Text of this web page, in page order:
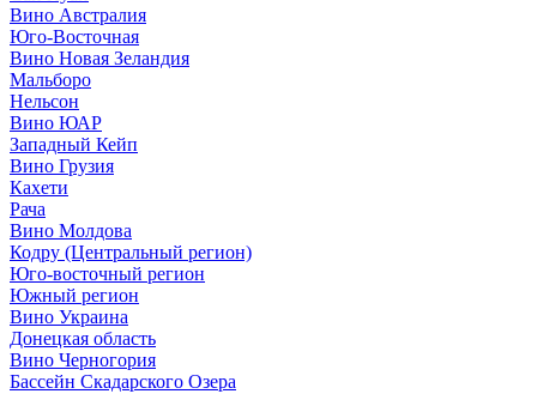
Вино Австралия
Юго-Восточная
Вино Новая Зеландия
Мальборо
Нельсон
Вино ЮАР
Западный Кейп
Вино Грузия
Кахети
Рача
Вино Молдова
Кодру (Центральный регион)
Юго-восточный регион
Южный регион
Вино Украина
Донецкая область
Вино Черногория
Бассейн Скадарского Озера